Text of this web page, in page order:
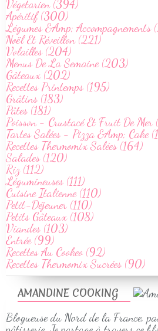
AMANDINE COOKING
Blogueuse du Nord de la France,
Végetarien (394)
Apéritif (300)
Légumes &Amp; Accompagnements
Noël Et Réveillon (221)
Volailles (204)
Menus De La Semaine (203)
Gâteaux (202)
Recettes Printemps (195)
Grâtins (183)
Pâtes (181)
Poisson - Crustacé Et Fruit De Mer
Tartes Salées - Pizza &Amp; Cake
Recettes Thermomix Salées (164)
Salades (120)
Riz (112)
Légumineuses (111)
Cuisine Italienne (110)
Petit-Déjeuner (110)
Petits Gâteaux (108)
Viandes (103)
Entrée (99)
Recettes Au Cookeo (92)
Recettes Thermomix Sucrées (90)